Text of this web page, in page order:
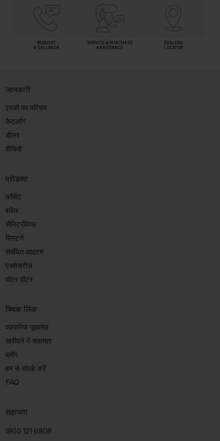
REQUEST
A CALLBACK
SERVICE & PURCHASE
ASSISTANCE
DEALERS
LOCATOR
जानकारी
एस्को का परिचय
कैटलॉग
डीलर
वीडियो
प्रोडक्ट
फॉसेट
शॉवर
सैनिटरीवेयर
सिस्टर्न
संबंधित आइटम
एक्सेसरीज़
वॉटर हीटर
क्विक लिंक
व्यापारिक पूछताछ
खरीदने में सहायता
ब्लॉग
हम से संपर्क करें
FAQ
सहायता
1800 121 6808